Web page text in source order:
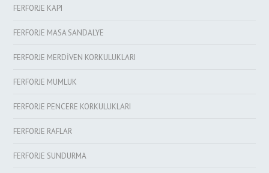
FERFORJE KAPI
FERFORJE MASA SANDALYE
FERFORJE MERDİVEN KORKULUKLARI
FERFORJE MUMLUK
FERFORJE PENCERE KORKULUKLARI
FERFORJE RAFLAR
FERFORJE SUNDURMA